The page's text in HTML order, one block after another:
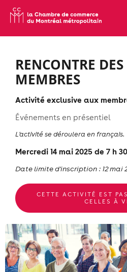
RENCONTRE
MEMBRES
Activité exclusive aux
Événements en présentiel
L'activité se déroulera en français.
Mercredi 14 mai 2025 de 7 h
Date limite d'inscription : 12 mai
CETTE ACTIVITÉ EST
CELLES À